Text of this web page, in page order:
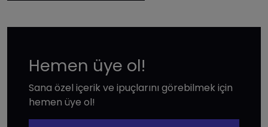
Hemen üye ol!
Sana özel içerik ve ipuçlarını görebilmek için
hemen üye ol!